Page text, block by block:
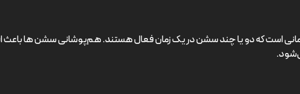
است که دو یا چند سشن در یک زمان فعال هستند. هم‌پوشانی سشن ها باعث